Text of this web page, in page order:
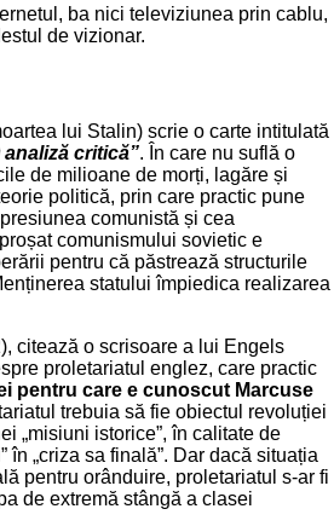
ba nici televiziunea prin cablu,
de vizionar.
lui Stalin) scrie o carte intitulată
critică”. În care nu suflă o
de milioane de morți, lagăre și
politică, prin care practic pune
comunistă și cea
comunismului sovietic e
pentru că păstrează structurile
statului împiedica realizarea
citează o scrisoare a lui Engels
proletariatul englez, care practic
pentru care e cunoscut Marcuse
trebuia să fie obiectul revoluției
„misiuni istorice”, în calitate de
în „criza sa finală”. Dar dacă situația
pentru orânduire, proletariatul s-ar fi
de extremă stângă a clasei